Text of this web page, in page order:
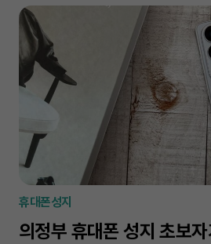
휴대폰성지
의정부 휴대폰 성지 초보